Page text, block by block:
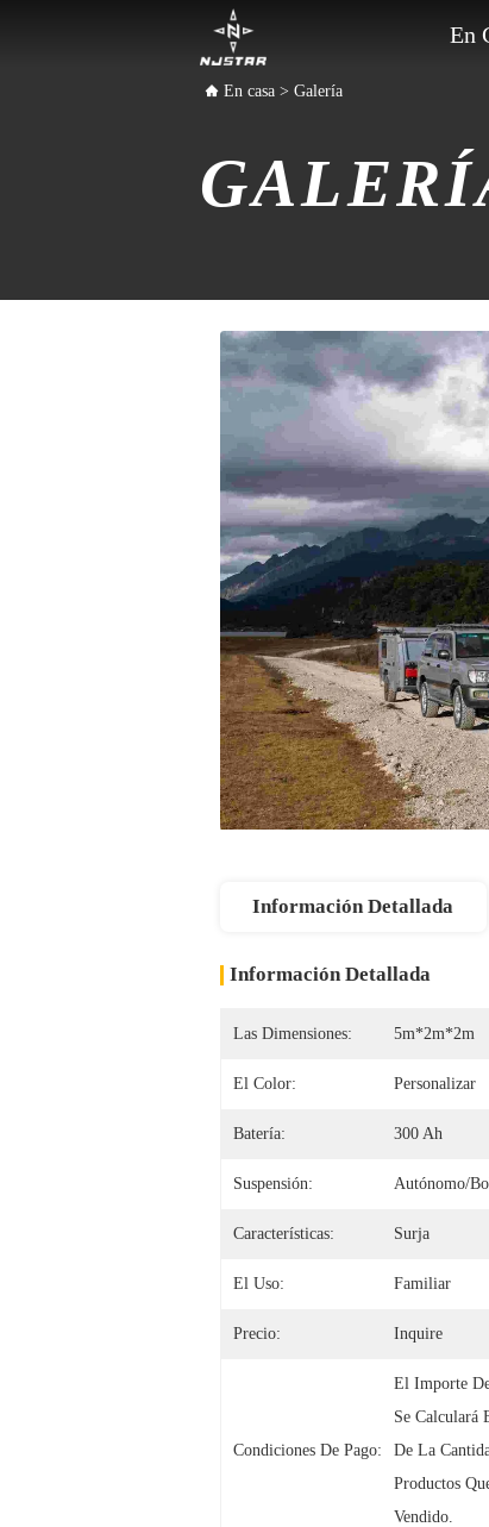
En
En casa > Galería
Información Detallada
Información Detallada
Las Dimensiones: 5m*2m*2m
El Color: Personalizar
Batería: 300 Ah
Suspensión: Autónomo/
Características: Surja
El Uso: Familiar
Precio: Inquire
Condiciones De Pago:
El Importe
Se Calculará
De La
Productos
Vendido.